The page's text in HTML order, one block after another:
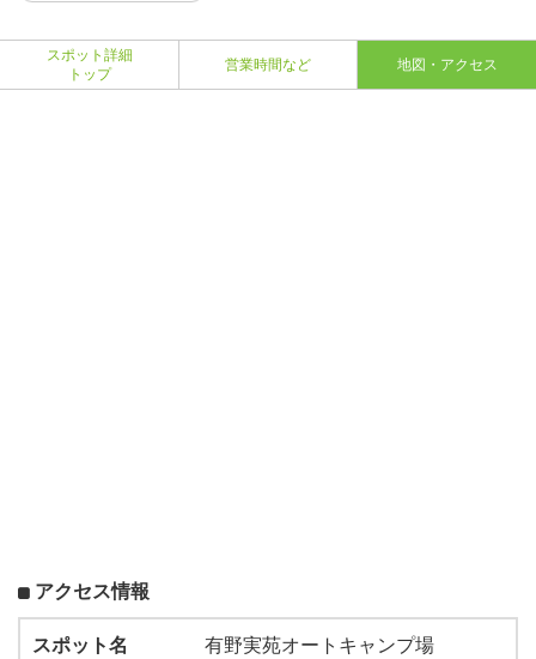
スポット詳細
トップ
営業時間など 地図・アクセス
アクセス情報
スポット名
有野実苑オートキャンプ場